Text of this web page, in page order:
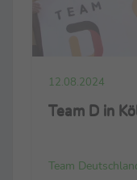
12.08.2024
Team D in
Team